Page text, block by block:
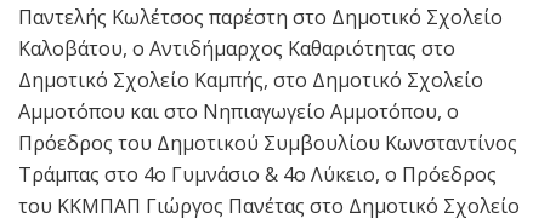
Παντελής Κωλέτσος παρέστη στο Δημοτικό Σχολείο
Καλοβάτου, ο Αντιδήμαρχος Καθαριότητας στο
Δημοτικό Σχολείο Καμπής, στο Δημοτικό Σχολείο
Αμμοτόπου και στο Νηπιαγωγείο Αμμοτόπου, ο
Πρόεδρος του Δημοτικού Συμβουλίου Κωνσταντίνος
Τράμπας στο 4ο Γυμνάσιο & 4ο Λύκειο, ο Πρόεδρος
του ΚΚΜΠΑΠ Γιώργος Πανέτας στο Δημοτικό Σχολείο